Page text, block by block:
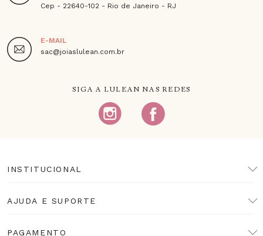
Cep - 22640-102 - Rio de Janeiro - RJ
E-MAIL
sac@joiaslulean.com.br
SIGA A LULEAN NAS REDES
INSTITUCIONAL
AJUDA E SUPORTE
PAGAMENTO